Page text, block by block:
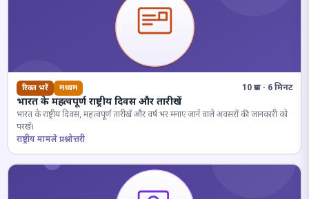
रिक्त भरें मध्यम 10 प्रश्न · 6 मिनट
भारत के महत्वपूर्ण राष्ट्रीय दिवस और तारीखें
भारत के राष्ट्रीय दिवस, महत्वपूर्ण तारीखें और वर्ष भर मनाए जाने वाले अवसरों की जानकारी को
परखें।
राष्ट्रीय मामले प्रश्नोत्तरी